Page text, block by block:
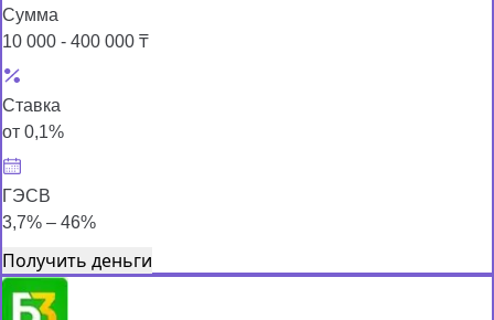
Сумма
10 000 - 400 000 ₸
Ставка
от 0,1%
ГЭСВ
3,7% – 46%
Получить деньги